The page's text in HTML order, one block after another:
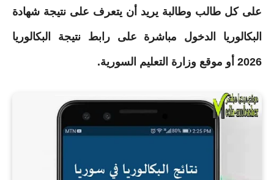
على كل طالب وطالبة يريد أن يتعرف على نتيجة شهادة
البكالوريا الدخول مباشرة على رابط نتيجة البكالوريا
2026 أو موقع وزارة التعليم السورية.